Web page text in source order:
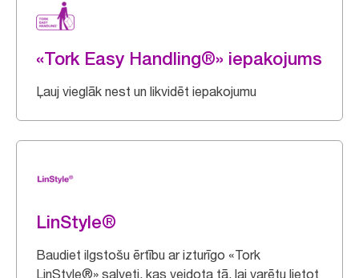
«Tork Easy Handling®» iepakojums
Ļauj vieglāk nest un likvidēt iepakojumu
LinStyle®
Baudiet ilgstošu ērtību ar izturīgo «Tork
LinStyle®» salveti, kas veidota tā, lai varētu lietot